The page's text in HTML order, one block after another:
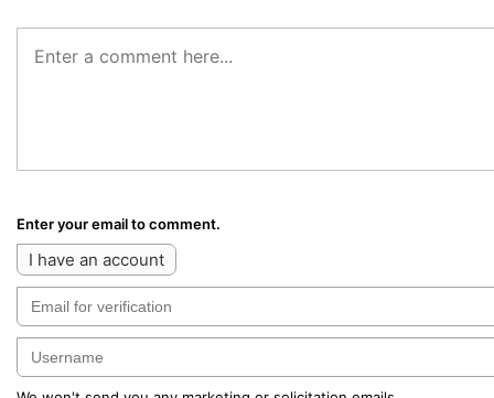
Enter your email to comment.
I have an account